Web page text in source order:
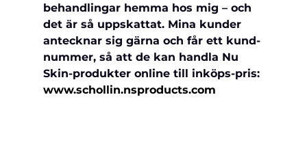
behandlingar hemma hos mig – och
det är så uppskattat. Mina kunder
antecknar sig gärna och får ett kund-
nummer, så att de kan handla Nu
Skin-produkter online till inköps-pris:
www.schollin.nsproducts.com